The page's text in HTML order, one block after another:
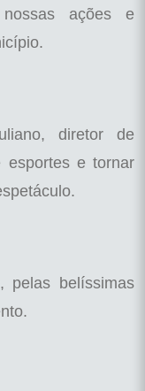
ações e
diretor de
esportes e tornar
pelas belíssimas